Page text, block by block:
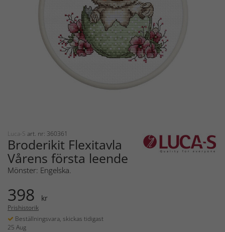
Luca-S art. nr: 360361
Broderikit Flexitavla
Vårens första leende
Mönster: Engelska.
398 kr
Prishistorik
Beställningsvara, skickas tidigast
25 Aug